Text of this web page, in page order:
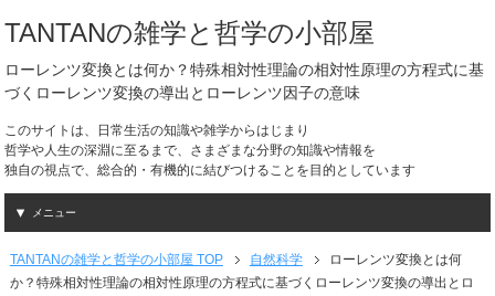
TANTANの雑学と哲学の小部屋
ローレンツ変換とは何か？特殊相対性理論の相対性原理の方程式に基
づくローレンツ変換の導出とローレンツ因子の意味
このサイトは、日常生活の知識や雑学からはじまり
哲学や人生の深淵に至るまで、さまざまな分野の知識や情報を
独自の視点で、総合的・有機的に結びつけることを目的としています
メニュー
TANTANの雑学と哲学の小部屋 TOP 自然科学
ローレンツ変換とは何
か？特殊相対性理論の相対性原理の方程式に基づくローレンツ変換の導出とロ